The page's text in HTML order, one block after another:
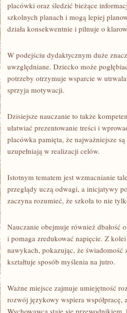
placówki oraz śledzić bieżące
szkolnych planach i mogą lepiej
działa konsekwentnie i pilnuje o
W podejściu dydaktycznym duże
uwzględniane. Dziecko może
potrzeby otrzymuje wsparcie w
sprzyja motywacji.
Dzisiejsze nauczanie to także
ułatwiać prezentowanie treści i
placówka pamięta, że najważniejsze
uzupełniają w realizacji celów.
Istotnym tematem jest wzmacnianie
przeglądy uczą odwagi, a inicjatywy
zaczyna rozumieć, że szkoła to nie
Nauczanie obejmuje również dbałość
i pomaga zredukować napięcie. Z
nawykach, pokazując, że świadomość
kształtuje sposób myślenia na jutro.
Ważne miejsce zajmuje umiejętność
rozwój językowy wspiera
Wychowawca staje się